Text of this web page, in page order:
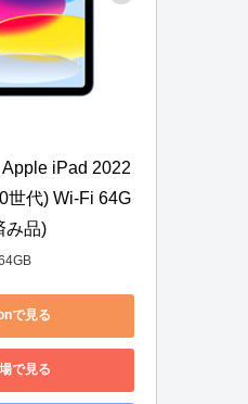
Apple iPad 2022
世代) Wi-Fi 64G
み品)
で見る
で見る